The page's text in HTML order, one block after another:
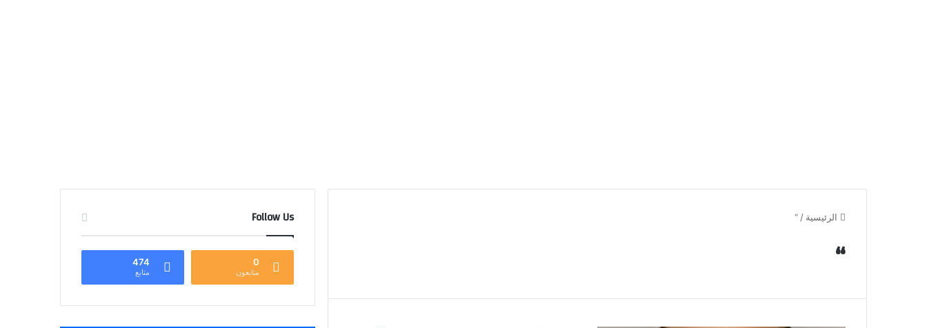
الرئيسية /
“
“
Follow Us
0
متابعون
474
متابع